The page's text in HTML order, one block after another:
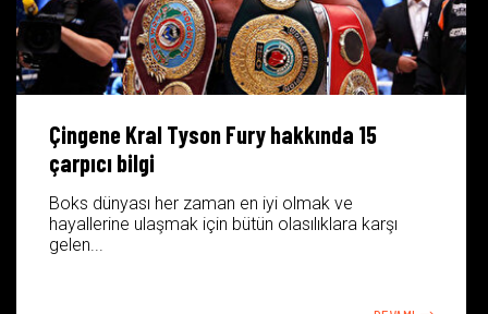
Çingene Kral Tyson Fury hakkında 15
çarpıcı bilgi
Boks dünyası her zaman en iyi olmak ve
hayallerine ulaşmak için bütün olasılıklara karşı
gelen...